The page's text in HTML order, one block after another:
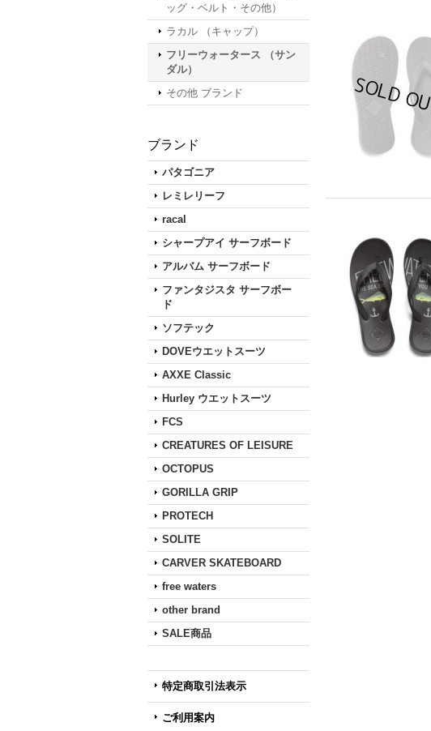
ッグ・ベルト・その他）
ラカル （キャップ）
フリーウォータース （サン
ダル）
その他 ブランド
ブランド
パタゴニア
レミレリーフ
racal
シャープアイ サーフボード
アルバム サーフボード
ファンタジスタ サーフボー
ド
ソフテック
DOVEウエットスーツ
AXXE Classic
Hurley ウエットスーツ
FCS
CREATURES OF LEISURE
OCTOPUS
GORILLA GRIP
PROTECH
SOLITE
CARVER SKATEBOARD
free waters
other brand
SALE商品
特定商取引法表示
ご利用案内